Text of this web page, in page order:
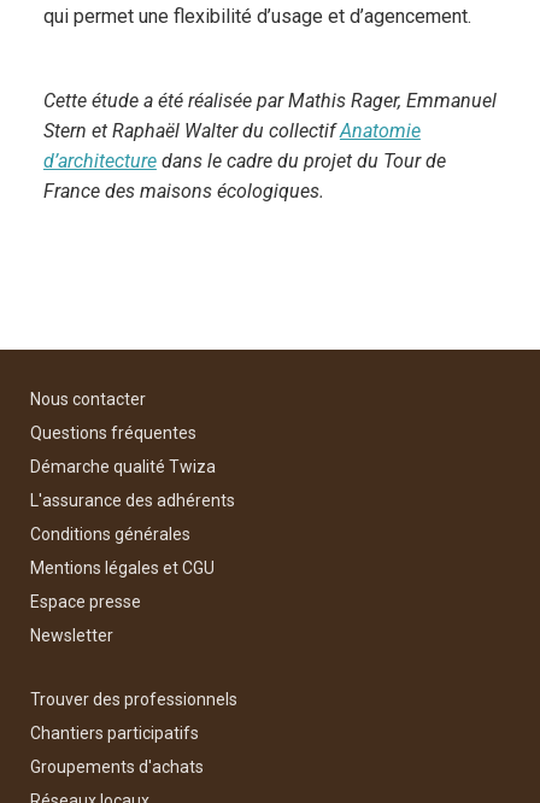
qui permet une flexibilité d’usage et d’agencement.
Cette étude a été réalisée par Mathis Rager, Emmanuel
Stern et Raphaël Walter du collectifAnatomie
d’architecturedans le cadre du projet du Tour de
France des maisons écologiques.
Nous contacter
Questions fréquentes
Démarche qualité Twiza
L'assurance des adhérents
Conditions générales
Mentions légales et CGU
Espace presse
Newsletter
Trouver des professionnels
Chantiers participatifs
Groupements d'achats